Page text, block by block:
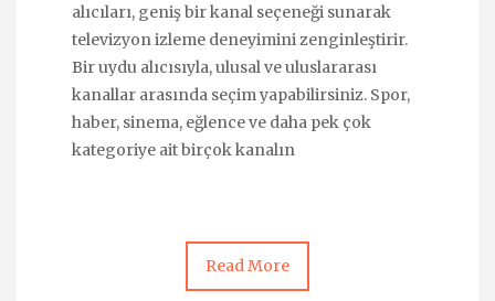
alıcıları, geniş bir kanal seçeneği sunarak
televizyon izleme deneyimini zenginleştirir.
Bir uydu alıcısıyla, ulusal ve uluslararası
kanallar arasında seçim yapabilirsiniz. Spor,
haber, sinema, eğlence ve daha pek çok
kategoriye ait birçok kanalın
Read More